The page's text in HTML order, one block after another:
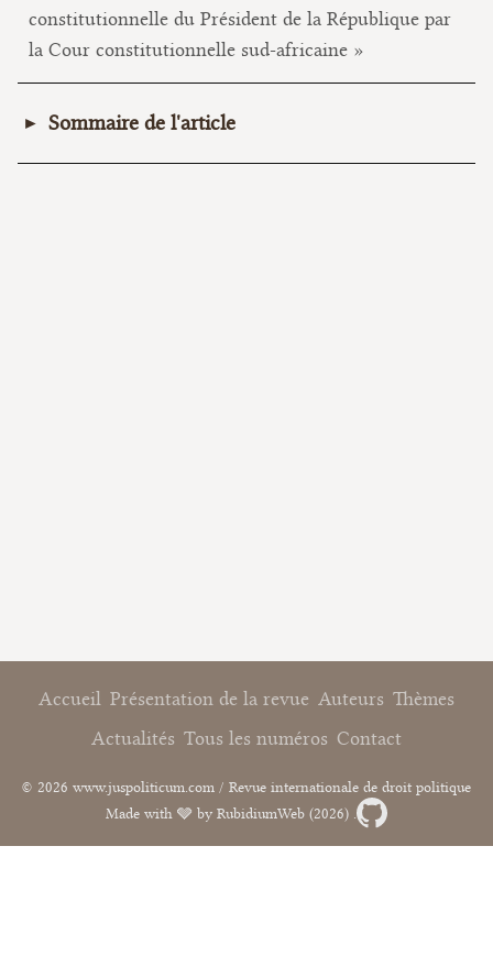
constitutionnelle du Président de la République par
la Cour constitutionnelle sud-africaine »
Sommaire de l'article
Accueil Présentation de la revue Auteurs Thèmes
Actualités Tous les numéros Contact
© 2026 www.juspoliticum.com / Revue internationale de droit politique
Made with 🩶 by RubidiumWeb (2026) .